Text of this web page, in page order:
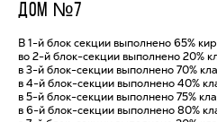
ДОМ №7
В 1-й блок секции выполнено 65%
во 2-й блок-секции выполнено 20%
в 3-й блок-секции выполнено 70%
в 4-й блок-секции выполнено 40%
в 5-й блок-секции выполнено 75%
в 6-й блок-секции выполнено 80%